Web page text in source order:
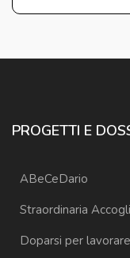
PROGETTI E
ABeCeDario
Straordinaria
Doparsi per